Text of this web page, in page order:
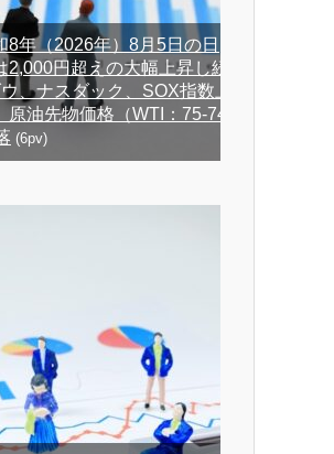
8年（2026年）8月5日の日
2,000円超えの大幅上昇し続
、ナスダック、SOX指数上
原油先物価格（WTI：75-74-
(6pv)